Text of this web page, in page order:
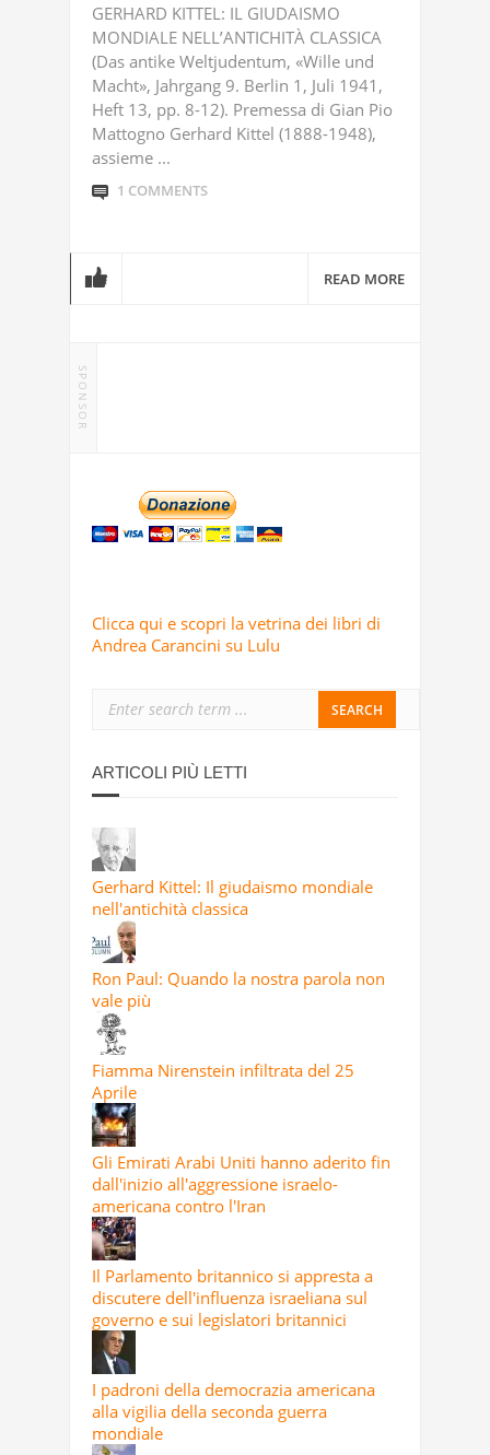
GERHARD KITTEL: IL GIUDAISMO
MONDIALE NELL’ANTICHITÀ CLASSICA
(Das antike Weltjudentum, «Wille und
Macht», Jahrgang 9. Berlin 1, Juli 1941,
Heft 13, pp. 8-12). Premessa di Gian Pio
Mattogno Gerhard Kittel (1888-1948),
assieme ...
1 COMMENTS
READ MORE
SPONSOR
Clicca qui e scopri la vetrina dei libri di
Andrea Carancini su Lulu
ARTICOLI PIÙ LETTI
Gerhard Kittel: Il giudaismo mondiale
nell'antichità classica
Ron Paul: Quando la nostra parola non
vale più
Fiamma Nirenstein infiltrata del 25
Aprile
Gli Emirati Arabi Uniti hanno aderito fin
dall'inizio all'aggressione israelo-
americana contro l'Iran
Il Parlamento britannico si appresta a
discutere dell'influenza israeliana sul
governo e sui legislatori britannici
I padroni della democrazia americana
alla vigilia della seconda guerra
mondiale